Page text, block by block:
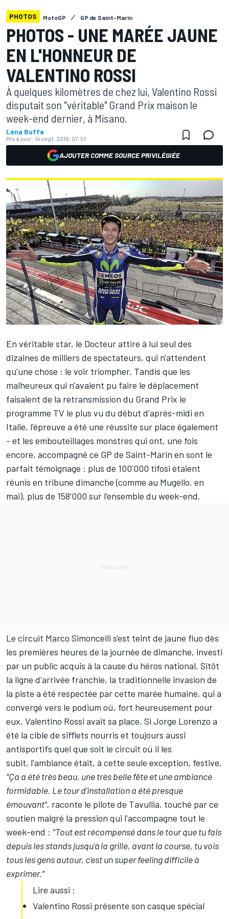
PHOTOS MotoGP GP de Saint-Marin
PHOTOS - UNE MARÉE JAUNE
EN L'HONNEUR DE
VALENTINO ROSSI
À quelques kilomètres de chez lui, Valentino Rossi
disputait son "véritable" Grand Prix maison le
week-end dernier, à Misano.
Léna Buffa
Mis à jour: 14 sept. 2016, 07:51
AJOUTER COMME SOURCE PRIVILÉGIÉE
En véritable star, le Docteur attire à lui seul des
dizaines de milliers de spectateurs, qui n'attendent
qu'une chose : le voir triompher. Tandis que les
malheureux qui n'avaient pu faire le déplacement
faisaient de la retransmission du Grand Prix le
programme TV le plus vu du début d'après-midi en
Italie, l'épreuve a été une réussite sur place également
- et les embouteillages monstres qui ont, une fois
encore, accompagné ce GP de Saint-Marin en sont le
parfait témoignage : plus de 100'000 tifosi étaient
réunis en tribune dimanche (comme au Mugello, en
mai), plus de 158'000 sur l'ensemble du week-end.
Le circuit Marco Simoncelli s'est teint de jaune fluo dès
les premières heures de la journée de dimanche, investi
par un public acquis à la cause du héros national. Sitôt
la ligne d'arrivée franchie, la traditionnelle invasion de
la piste a été respectée par cette marée humaine, qui a
convergé vers le podium où, fort heureusement pour
eux, Valentino Rossi avait sa place. Si Jorge Lorenzo a
été la cible de sifflets nourris et toujours aussi
antisportifs quel que soit le circuit où il les
subit, l'ambiance était, à cette seule exception, festive.
"Ça a été très beau, une très belle fête et une ambiance
formidable. Le tour d'installation a été presque
émouvant", raconte le pilote de Tavullia, touché par ce
soutien malgré la pression qui l'accompagne tout le
week-end : "Tout est récompensé dans le tour que tu fais
depuis les stands jusqu'à la grille, avant la course, tu vois
tous les gens autour, c'est un super feeling difficile à
exprimer."
Lire aussi :
Valentino Rossi présente son casque spécial